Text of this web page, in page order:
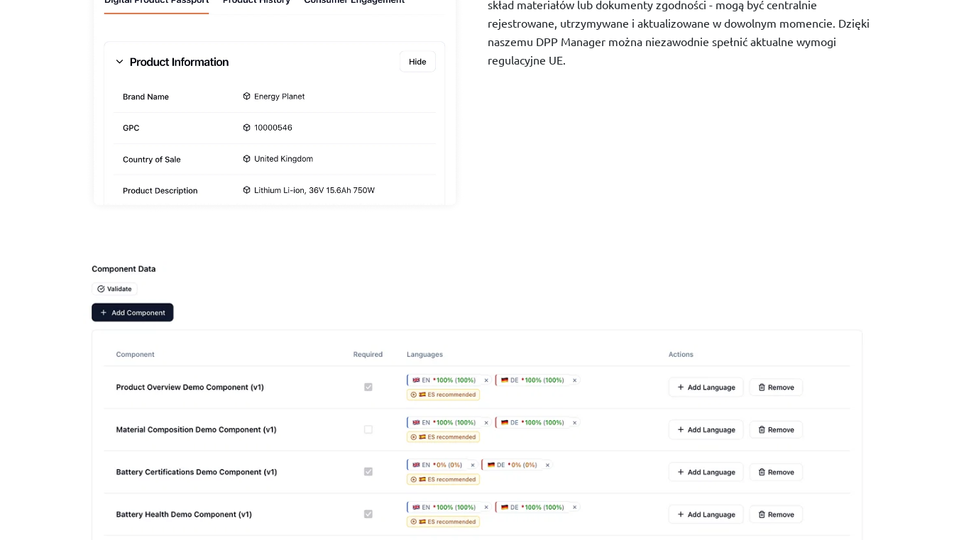
skład materiałów lub dokumenty zgodności - mogą być centralnie
rejestrowane, utrzymywane i aktualizowane w dowolnym momencie. Dzięki
naszemu DPP Manager można niezawodnie spełnić aktualne wymogi
regulacyjne UE.